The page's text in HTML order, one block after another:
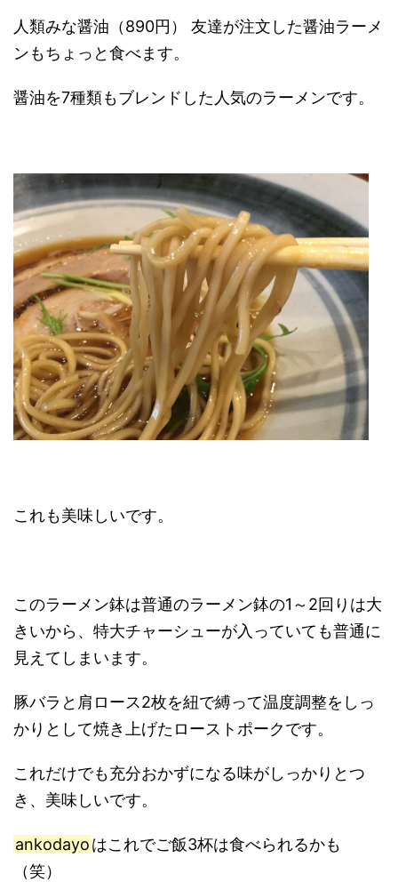
人類みな醤油（890円） 友達が注文した醤油ラーメ
ンもちょっと食べます。
醤油を7種類もブレンドした人気のラーメンです。
これも美味しいです。
このラーメン鉢は普通のラーメン鉢の1～2回りは大
きいから、特大チャーシューが入っていても普通に
見えてしまいます。
豚バラと肩ロース2枚を紐で縛って温度調整をしっ
かりとして焼き上げたローストポークです。
これだけでも充分おかずになる味がしっかりとつ
き、美味しいです。
ankodayoはこれでご飯3杯は食べられるかも
（笑）